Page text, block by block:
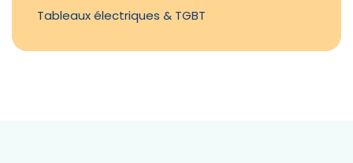
Tableaux électriques & TGBT